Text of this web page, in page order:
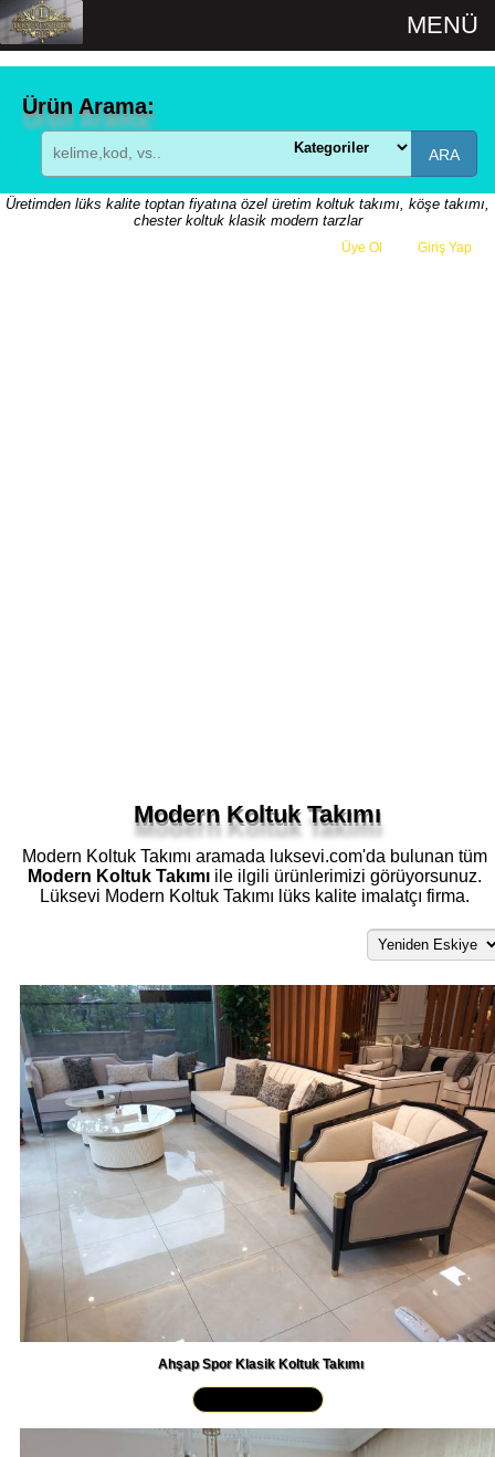
MENÜ
Ürün Arama:
ARA
Üretimden lüks kalite toptan fiyatına özel üretim koltuk takımı, köşe takımı,
chester koltuk klasik modern tarzlar
Üye Ol Giriş Yap
Modern Koltuk Takımı
Modern Koltuk Takımı aramada luksevi.com'da bulunan tüm
Modern Koltuk Takımıile ilgili ürünlerimizi görüyorsunuz.
Lüksevi Modern Koltuk Takımı lüks kalite imalatçı firma.
Ahşap Spor Klasik Koltuk Takımı